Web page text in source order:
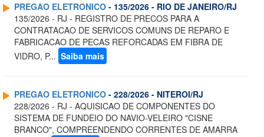
PREGAO ELETRONICO - 135/2026 - RIO DE JANEIRO/RJ
135/2026 - RJ - REGISTRO DE PRECOS PARA A
CONTRATACAO DE SERVICOS COMUNS DE REPARO E
FABRICACAO DE PECAS REFORCADAS EM FIBRA DE
VIDRO, P... Saiba mais
PREGAO ELETRONICO - 228/2026 - NITEROI/RJ
228/2026 - RJ - AQUISICAO DE COMPONENTES DO
SISTEMA DE FUNDEIO DO NAVIO-VELEIRO "CISNE
BRANCO", COMPREENDENDO CORRENTES DE AMARRA